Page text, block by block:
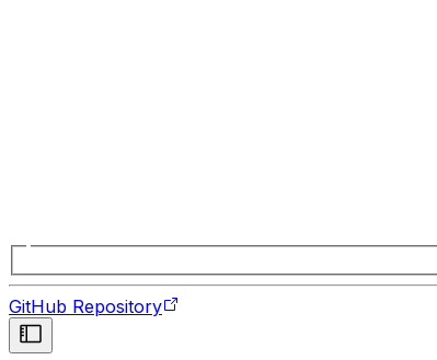
GitHub Repository